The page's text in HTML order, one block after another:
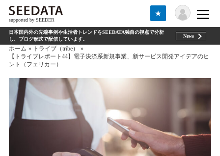
supported by SEEDER
★
日本国内外の先端事例や生活者トレンドをSEEDATA独自の視点で分析
し、ブログ形式で配信しています。
News
ホーム
トライブ（tribe）
【トライブレポート44】電子決済系新規事業、新サービス開発アイデアのヒ
ント（フェリカー）